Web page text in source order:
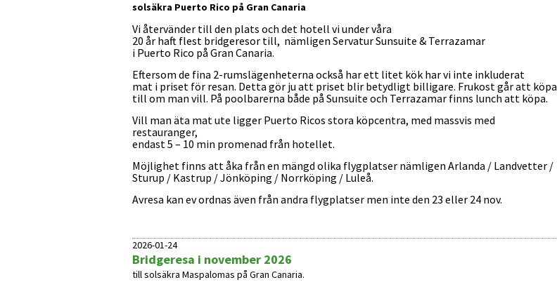
solsäkra Puerto Rico på Gran Canaria
Vi återvänder till den plats och det hotell vi under våra
20 år haft flest bridgeresor till, nämligen Servatur Sunsuite & Terrazamar
i Puerto Rico på Gran Canaria.
Eftersom de fina 2-rumslägenheterna också har ett litet kök har vi inte inkluderat
mat i priset för resan. Detta gör ju att priset blir betydligt billigare. Frukost går att köpa
till om man vill. På poolbarerna både på Sunsuite och Terrazamar finns lunch att köpa.
Vill man äta mat ute ligger Puerto Ricos stora köpcentra, med massvis med
restauranger,
endast 5 – 10 min promenad från hotellet.
Möjlighet finns att åka från en mängd olika flygplatser nämligen Arlanda / Landvetter /
Sturup / Kastrup / Jönköping / Norrköping / Luleå.
Avresa kan ev ordnas även från andra flygplatser men inte den 23 eller 24 nov.
2026-01-24
Bridgeresa i november 2026
till solsäkra Maspalomas på Gran Canaria.